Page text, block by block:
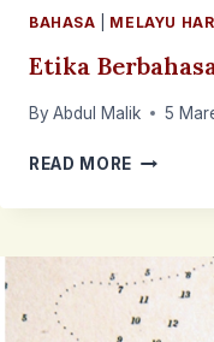
BAHASA MELAYU
Etika
By Abdul Malik 5
READ MORE ETIKA
BANGSA